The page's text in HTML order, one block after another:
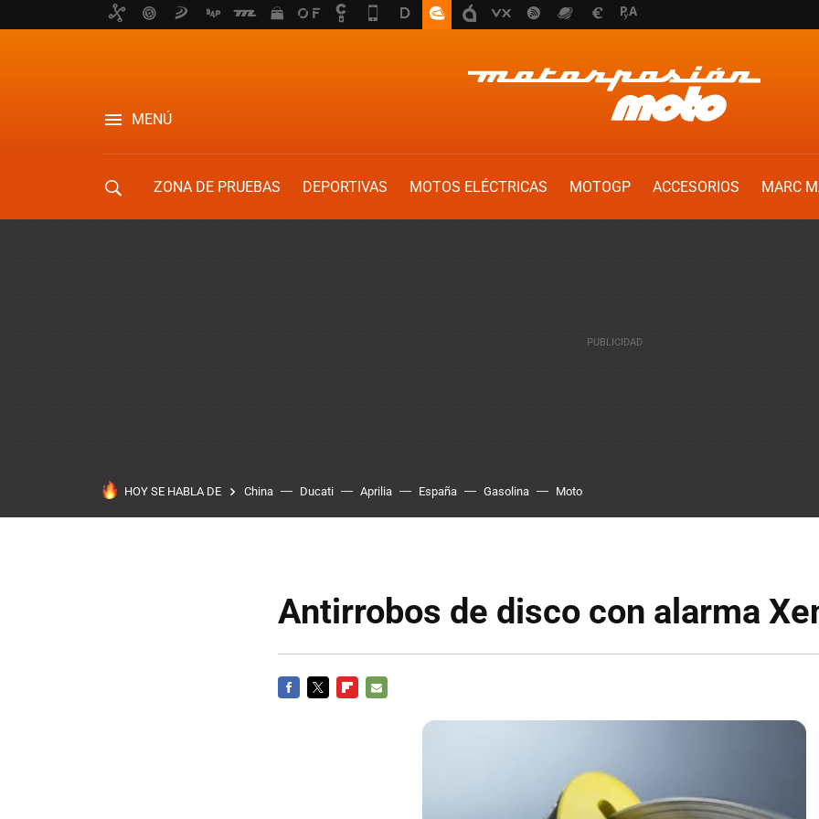
MENÚ
ZONA DE PRUEBAS DEPORTIVAS MOTOS ELÉCTRICAS MOTOGP ACCESORIOS
MARC
HOY SE HABLA DE China Ducati Aprilia España Gasolina Moto
Antirrobos de disco con alarma